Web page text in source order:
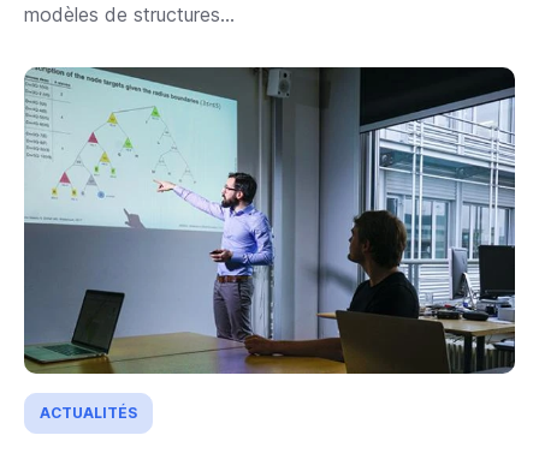
modèles de structures...
ACTUALITÉS